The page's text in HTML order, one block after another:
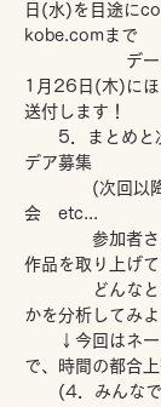
日(水)を目途に
kobe.comまで
データの送
1月26日(木)にほ
送付します！
5．まとめと次
デア募集
(次回以降の
会　etc...
参加者さん
作品を取り上げて
どんなとこ
かを分析してみ
↓今回はネー
で、時間の都合上
(4．みんなで